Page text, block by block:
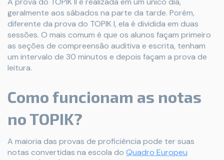
geralmente aos sábados na parte da tarde. Porém,
diferente da prova do TOPIK I, ela é dividida em duas
sessões. O mais comum é que os alunos façam primeiro
as seções de compreensão auditiva e escrita, tenham
um intervalo de 30 minutos e depois façam a prova de
leitura.
Como funcionam as notas
no TOPIK?
A maioria das provas de proficiência pode ter suas
notas convertidas na escola do Quadro Europeu